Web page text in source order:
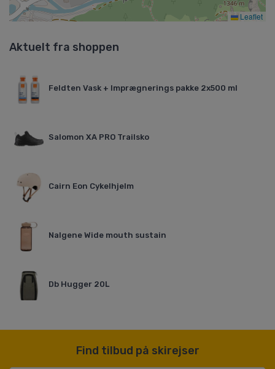
Leaflet
Aktuelt fra shoppen
Feldten Vask + Imprægnerings pakke 2x500 ml
Salomon XA PRO Trailsko
Cairn Eon Cykelhjelm
Nalgene Wide mouth sustain
Db Hugger 20L
Find tilbud på skirejser